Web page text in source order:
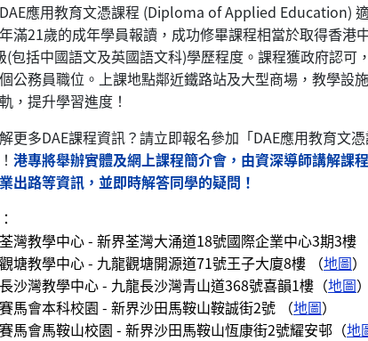
應用教育文憑課程 (Diploma of Applied Education)
滿21歲的成年學員報讀，成功修畢課程相當於取得香港
(包括中國語文及英國語文科)學歷程度。課程獲政府認可
公務員職位。上課地點鄰近鐵路站及大型商場，教學設
，提升學習進度！
更多DAE課程資訊？請立即報名參加「DAE應用教育文
港專將舉辦實體及網上課程簡介會，由資深導師講解課
出路等資訊，並即時解答同學的疑問！
灣教學中心 - 新界荃灣大涌道18號國際企業中心3期3樓
塘教學中心 - 九龍觀塘開源道71號王子大廈8樓 （地圖）
沙灣教學中心 - 九龍長沙灣青山道368號喜韻1樓（地圖）
馬會本科校園 - 新界沙田馬鞍山鞍誠街2號 （地圖）
馬會馬鞍山校園 - 新界沙田馬鞍山恆康街2號耀安邨（地